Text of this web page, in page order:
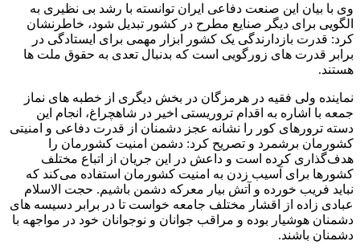
وی با بیان این صنعت دفاعی ایران توانسته با رشد بی نظیری به
الگویی برای دیگر صنایع مطرح در کشور تبدیل شود، خاطرنشان
کرد: قدرت بازدارندگی یک کشور ابزار مهمی برای ایستادگی در
برابر قدرت های زورگویی است که بدنبال تعدی به حقوق ملت ها
هستند.
نماینده ولی فقیه در هرمزگان در بخش دیگری از خطبه های نماز
جمعه با اشاره به اقدام تروریستی اخیر در شاهچراغ، انجام این
دسته ترورهای کور را نشانه عجز دشمنان از قدرت دفاعی و امنیتی
کشورمان برشمرد و تصریح کرد: دشمن امنیت کشورمان را
هدف‌گذاری کرده است و داعش در این جریان از اتباع مختلف
کشورها برای آسیب زدن به امنیت کشورمان استفاده می‌کند که
نباید فریب خورده و آتش بیار معرکه دشمن باشیم. حجت الاسلام
عبادی زاده از اقشار مختلف جامعه خواست تا در برابر دسیسه های
دشمنان هوشیار بوده و مراقب جوانان و نوجوانان خود در مواجهه با
دشمنان باشند.